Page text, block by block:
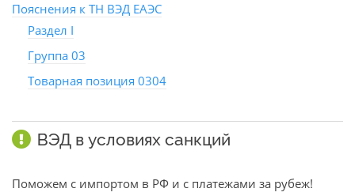
Пояснения к ТН ВЭД ЕАЭС
Раздел I
Группа 03
Товарная позиция 0304
ВЭД в условиях санкций
Поможем с импортом в РФ и с платежами за рубеж!